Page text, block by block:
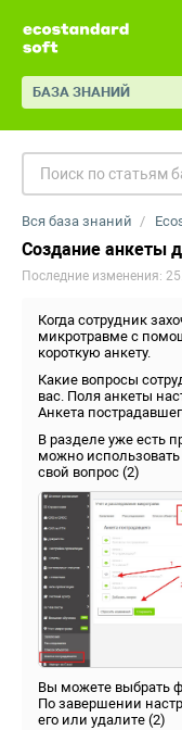
БАЗА ЗНАНИЙ
Вся база знаний
Создание анкеты
Последние изменения:
Когда сотрудник
микротравме с
короткую анкету.
Какие вопросы
вас. Поля анкеты
Анкета
В разделе уже есть
можно
свой вопрос (2)
Вы можете выбрать
По завершении
его или удалите (2)